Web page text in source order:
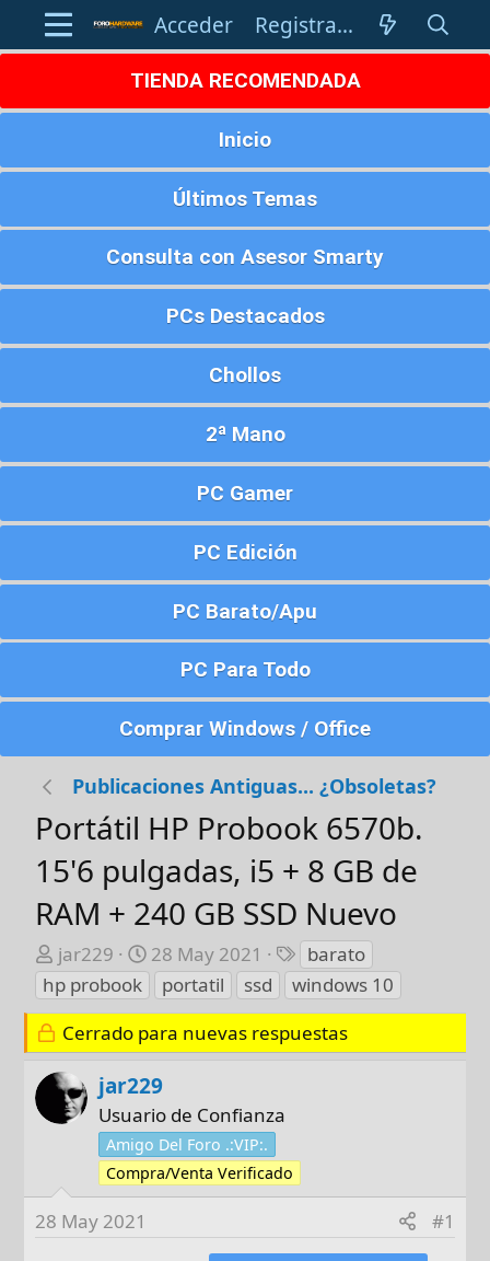
Acceder Registrarse
TIENDA RECOMENDADA
Inicio
Últimos Temas
Consulta con Asesor Smarty
PCs Destacados
Chollos
2ª Mano
PC Gamer
PC Edición
PC Barato/Apu
PC Para Todo
Comprar Windows / Office
Publicaciones Antiguas... ¿Obsoletas?
Portátil HP Probook 6570b.
15'6 pulgadas, i5 + 8 GB de
RAM + 240 GB SSD Nuevo
A
u
t
o
r
jar229
F
e
c
h
a
d
e
i
n
i
c
28 May 2021
E
t
i
q
u
barato
hp probook
portatil ssd
windows 10
Cerrado para nuevas respuestas
jar229
Usuario de Confianza
Amigo Del Foro .:VIP:.
Compra/Venta Verificado
28 May 2021 #1